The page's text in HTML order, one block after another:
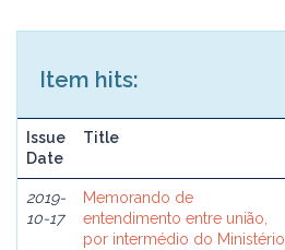
Item hits:
Issue
Date
Title
2019-
10-17
Memorando de
entendimento entre união,
por intermédio do Ministério